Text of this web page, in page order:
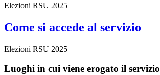
Elezioni RSU 2025
Come si accede al servizio
Elezioni RSU 2025
Luoghi in cui viene erogato il servizio